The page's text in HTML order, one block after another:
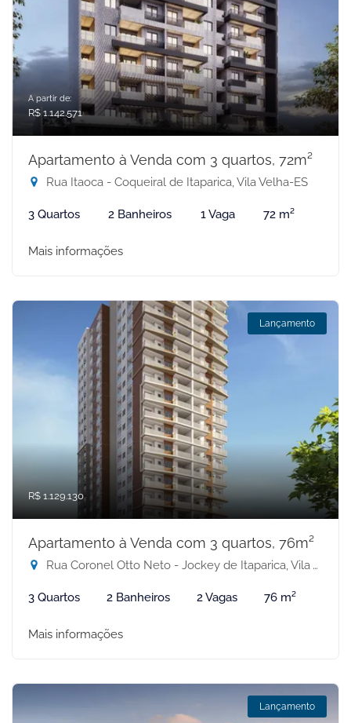
A partir de:
R$ 1.142.571
Apartamento à Venda com 3 quartos, 72m²
Rua Itaoca - Coqueiral de Itaparica, Vila Velha-ES
3 Quartos 2 Banheiros 1 Vaga 72 m²
Mais informações
Lançamento
R$ 1.129.130
Apartamento à Venda com 3 quartos, 76m²
Rua Coronel Otto Neto - Jockey de Itaparica, Vila Velha-ES
3 Quartos 2 Banheiros 2 Vagas 76 m²
Mais informações
Lançamento